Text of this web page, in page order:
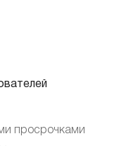
просрочками